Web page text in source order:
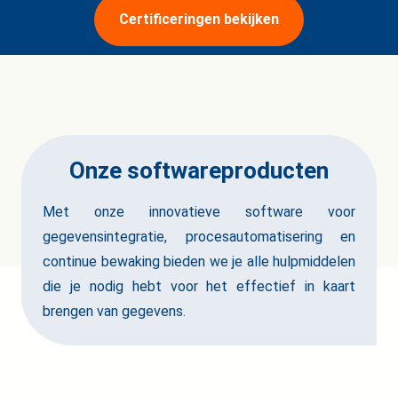
Certificeringen bekijken
Onze softwareproducten
Met onze innovatieve software voor
gegevensintegratie, procesautomatisering en
continue bewaking bieden we je alle hulpmiddelen
die je nodig hebt voor het effectief in kaart
brengen van gegevens.